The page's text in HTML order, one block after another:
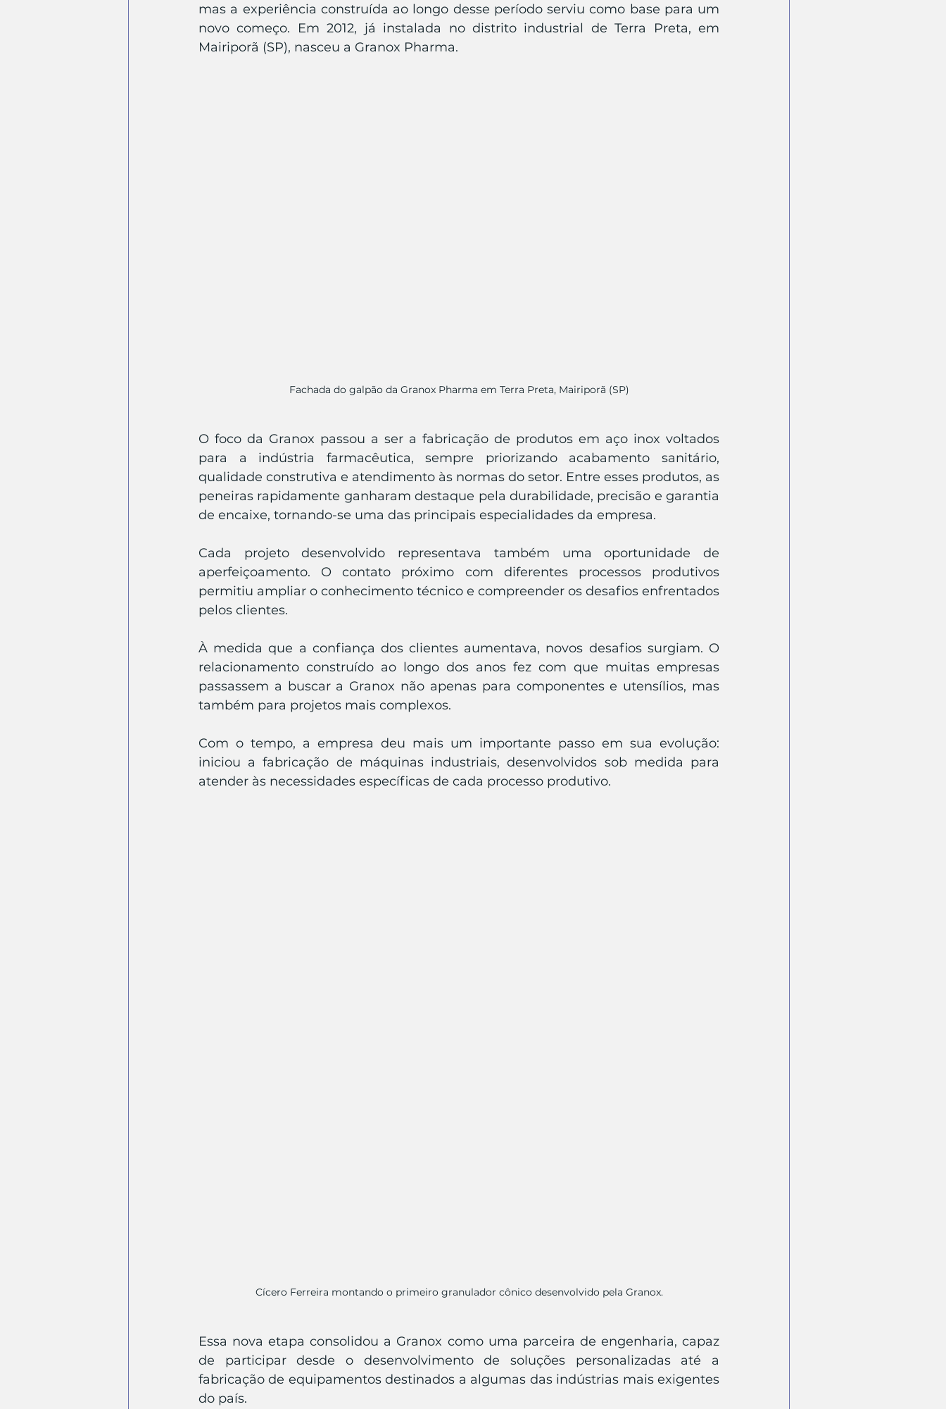
mas a experiência construída ao longo desse período serviu como base para um
novo começo. Em 2012, já instalada no distrito industrial de Terra Preta, em
Mairiporã (SP), nasceu a Granox Pharma.
Fachada do galpão da Granox Pharma em Terra Preta, Mairiporã (SP)
O foco da Granox passou a ser a fabricação de produtos em aço inox voltados
para a indústria farmacêutica, sempre priorizando acabamento sanitário,
qualidade construtiva e atendimento às normas do setor. Entre esses produtos, as
peneiras rapidamente ganharam destaque pela durabilidade, precisão e garantia
de encaixe, tornando-se uma das principais especialidades da empresa.
Cada projeto desenvolvido representava também uma oportunidade de
aperfeiçoamento. O contato próximo com diferentes processos produtivos
permitiu ampliar o conhecimento técnico e compreender os desafios enfrentados
pelos clientes.
À medida que a confiança dos clientes aumentava, novos desafios surgiam. O
relacionamento construído ao longo dos anos fez com que muitas empresas
passassem a buscar a Granox não apenas para componentes e utensílios, mas
também para projetos mais complexos.
Com o tempo, a empresa deu mais um importante passo em sua evolução:
iniciou a fabricação de máquinas industriais, desenvolvidos sob medida para
atender às necessidades específicas de cada processo produtivo.
Cícero Ferreira montando o primeiro granulador cônico desenvolvido pela Granox.
Essa nova etapa consolidou a Granox como uma parceira de engenharia, capaz
de participar desde o desenvolvimento de soluções personalizadas até a
fabricação de equipamentos destinados a algumas das indústrias mais exigentes
do país.